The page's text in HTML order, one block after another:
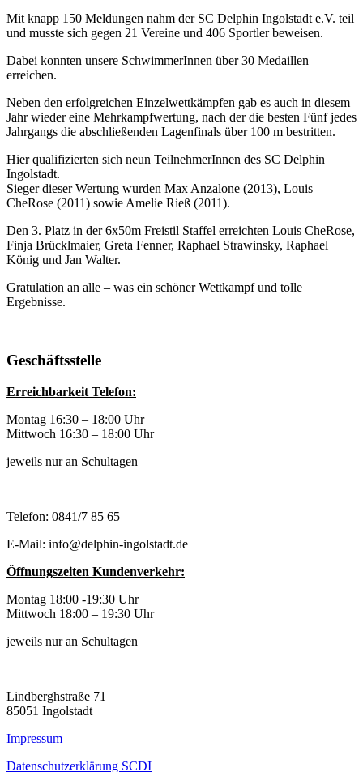
Mit knapp 150 Meldungen nahm der SC Delphin Ingolstadt e.V. teil
und musste sich gegen 21 Vereine und 406 Sportler beweisen.
Dabei konnten unsere SchwimmerInnen über 30 Medaillen
erreichen.
Neben den erfolgreichen Einzelwettkämpfen gab es auch in diesem
Jahr wieder eine Mehrkampfwertung, nach der die besten Fünf jedes
Jahrgangs die abschließenden Lagenfinals über 100 m bestritten.
Hier qualifizierten sich neun TeilnehmerInnen des SC Delphin
Ingolstadt.
Sieger dieser Wertung wurden Max Anzalone (2013), Louis
CheRose (2011) sowie Amelie Rieß (2011).
Den 3. Platz in der 6x50m Freistil Staffel erreichten Louis CheRose,
Finja Brücklmaier, Greta Fenner, Raphael Strawinsky, Raphael
König und Jan Walter.
Gratulation an alle – was ein schöner Wettkampf und tolle
Ergebnisse.
Geschäftsstelle
Erreichbarkeit Telefon:
Montag 16:30 – 18:00 Uhr
Mittwoch 16:30 – 18:00 Uhr
jeweils nur an Schultagen
Telefon: 0841/7 85 65
E-Mail: info@delphin-ingolstadt.de
Öffnungszeiten Kundenverkehr:
Montag 18:00 -19:30 Uhr
Mittwoch 18:00 – 19:30 Uhr
jeweils nur an Schultagen
Lindberghstraße 71
85051 Ingolstadt
Impressum
Datenschutzerklärung SCDI